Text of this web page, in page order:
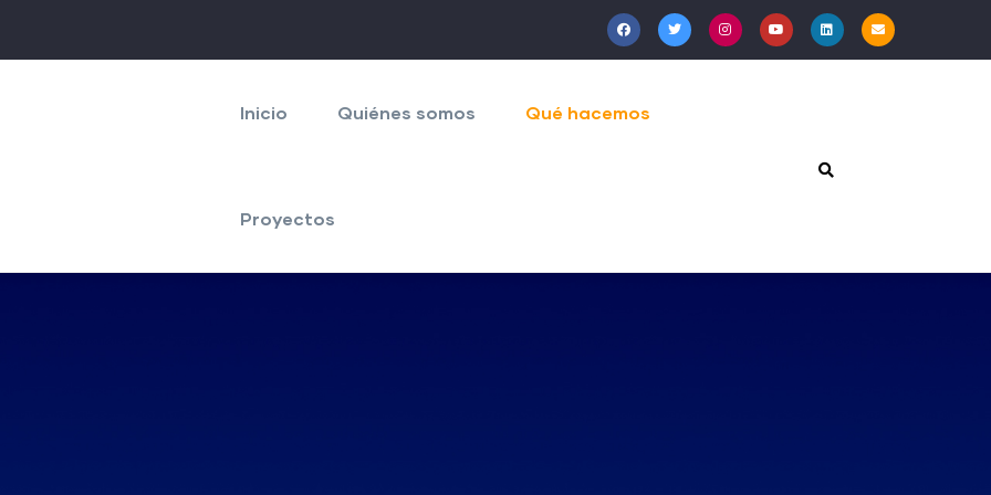
principal
Inicio Quiénes somos Qué hacemos
Proyectos